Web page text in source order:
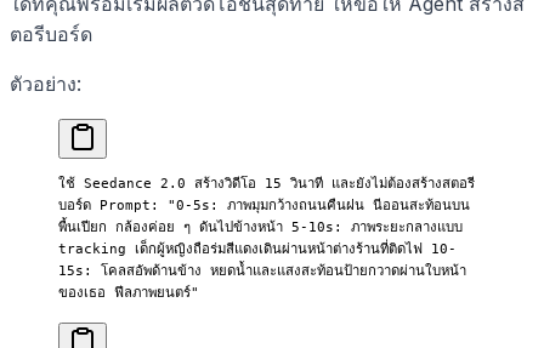
ตอรีบอร์ด
ตัวอย่าง:
ใช้ Seedance 2.0 สร้างวิดีโอ 15 วินาที และยังไม่ต้องสร้างสตอรี
บอร์ด Prompt: "0-5s: ภาพมุมกว้างถนนคืนฝน นีออนสะท้อนบน
พื้นเปียก กล้องค่อย ๆ ดันไปข้างหน้า 5-10s: ภาพระยะกลางแบบ
tracking เด็กผู้หญิงถือร่มสีแดงเดินผ่านหน้าต่างร้านที่ติดไฟ 10-
15s: โคลสอัพด้านข้าง หยดน้ำและแสงสะท้อนป้ายกวาดผ่านใบหน้า
ของเธอ ฟีลภาพยนตร์"